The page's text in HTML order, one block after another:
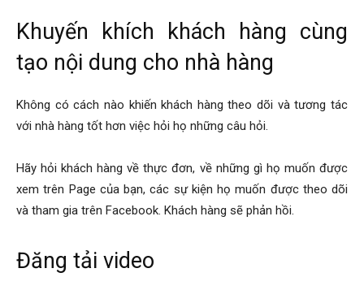
Khuyến khích khách hàng cùng
tạo nội dung cho nhà hàng
Không có cách nào khiến khách hàng theo dõi và tương tác
với nhà hàng tốt hơn việc hỏi họ những câu hỏi.
Hãy hỏi khách hàng về thực đơn, về những gì họ muốn được
xem trên Page của bạn, các sự kiện họ muốn được theo dõi
và tham gia trên Facebook. Khách hàng sẽ phản hồi.
Đăng tải video